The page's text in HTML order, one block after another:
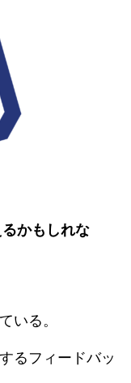
かもしれな
いる。
るフィードバッ